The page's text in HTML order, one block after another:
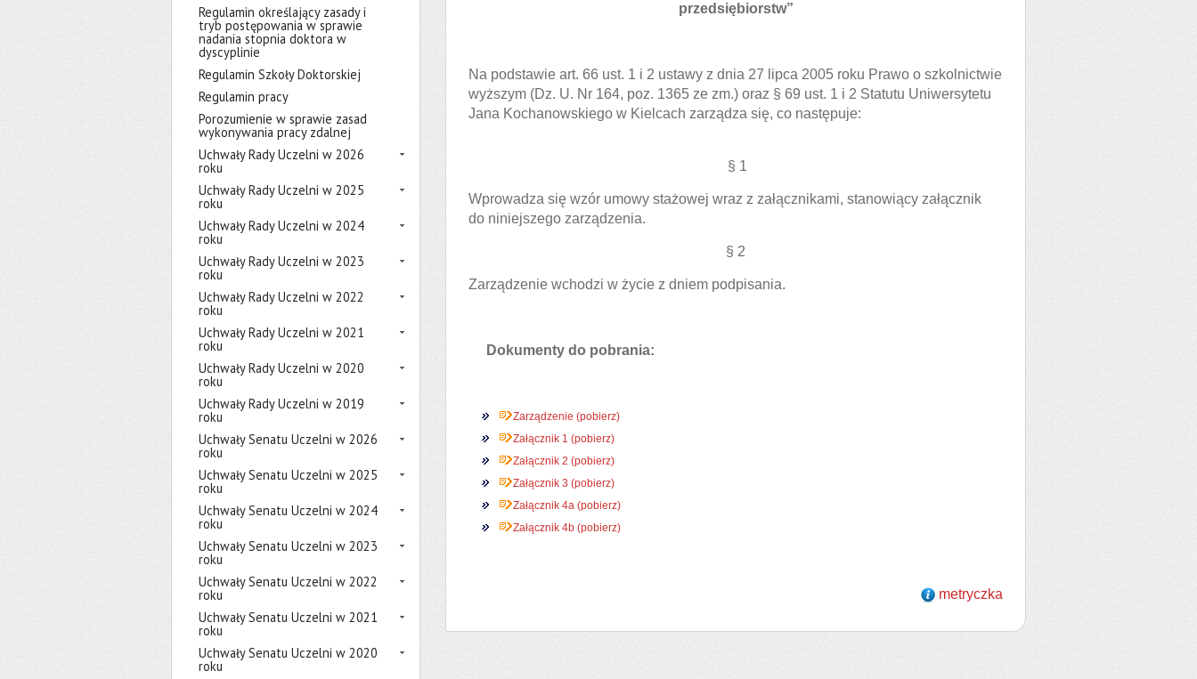
Regulamin określający zasady i
tryb postępowania w sprawie
nadania stopnia doktora w
dyscyplinie
Regulamin Szkoły Doktorskiej
Regulamin pracy
Porozumienie w sprawie zasad
wykonywania pracy zdalnej
Uchwały Rady Uczelni w 2026
roku
Uchwały Rady Uczelni w 2025
roku
Uchwały Rady Uczelni w 2024
roku
Uchwały Rady Uczelni w 2023
roku
Uchwały Rady Uczelni w 2022
roku
Uchwały Rady Uczelni w 2021
roku
Uchwały Rady Uczelni w 2020
roku
Uchwały Rady Uczelni w 2019
roku
Uchwały Senatu Uczelni w 2026
roku
Uchwały Senatu Uczelni w 2025
roku
Uchwały Senatu Uczelni w 2024
roku
Uchwały Senatu Uczelni w 2023
roku
Uchwały Senatu Uczelni w 2022
roku
Uchwały Senatu Uczelni w 2021
roku
Uchwały Senatu Uczelni w 2020
roku
przedsiębiorstw”
Na podstawie art. 66 ust. 1 i 2 ustawy z dnia 27 lipca 2005 roku Prawo o szkolnictwie
wyższym (Dz. U. Nr 164, poz. 1365 ze zm.) oraz § 69 ust. 1 i 2 Statutu Uniwersytetu
Jana Kochanowskiego w Kielcach zarządza się, co następuje:
§ 1
Wprowadza się wzór umowy stażowej wraz z załącznikami, stanowiący załącznik
do niniejszego zarządzenia.
§ 2
Zarządzenie wchodzi w życie z dniem podpisania.
Dokumenty do pobrania:
Zarządzenie (pobierz)
Załącznik 1 (pobierz)
Załącznik 2 (pobierz)
Załącznik 3 (pobierz)
Załącznik 4a (pobierz)
Załącznik 4b (pobierz)
metryczka